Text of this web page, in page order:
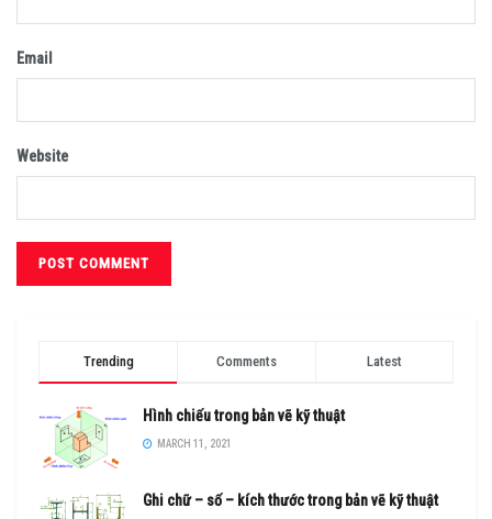
Email
Website
Trending Comments Latest
Hình chiếu trong bản vẽ kỹ thuật
MARCH 11, 2021
Ghi chữ – số – kích thước trong bản vẽ kỹ thuật